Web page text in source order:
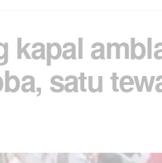
kapal
satu